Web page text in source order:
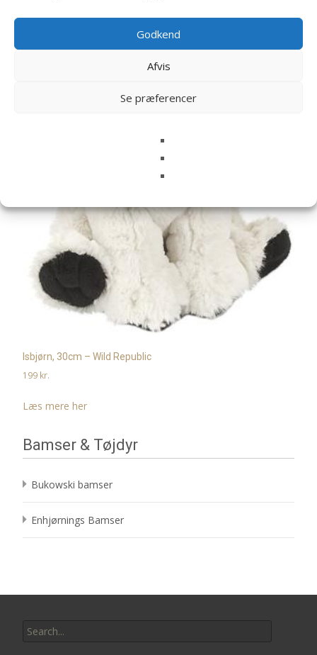
Godkend
Afvis
Se præferencer
Relaterede varer
Isbjørn, 30cm – Wild Republic
199 kr.
Læs mere her
Bamser & Tøjdyr
Bukowski bamser
Enhjørnings Bamser
for: